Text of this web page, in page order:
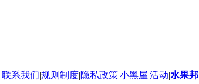
|联系我们|规则制度|隐私政策|小黑屋|活动|水果邦